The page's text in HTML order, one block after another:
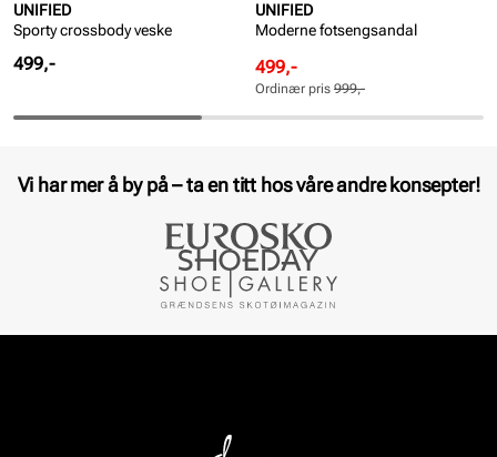
UNIFIED
Sporty crossbody veske
Pris
499,-
UNIFIED
Moderne fotsengsandal
Rabattert
pris
Pris
499,-
Ordinær
pris
Pris
Ordinær pris 999,-
Vi har mer å by på – ta en titt hos våre andre konsepter!